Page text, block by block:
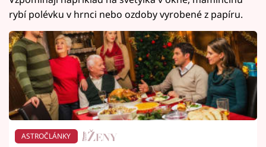
rybí polévku v hrnci nebo ozdoby vyrobené z papíru.
ASTROČLÁNKY